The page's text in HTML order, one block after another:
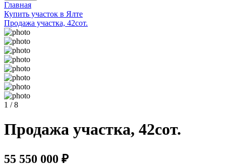
Главная
Купить участок в Ялте
Продажа участка, 42сот.
1 / 8
Продажа участка, 42сот.
55 550 000 ₽